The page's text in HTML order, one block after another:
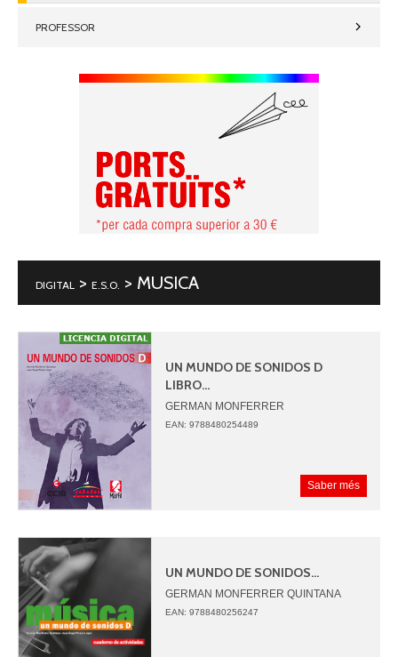
PROFESSOR
DIGITAL > E.S.O. > MUSICA
UN MUNDO DE SONIDOS D
LIBRO...
GERMAN MONFERRER
JUAN ANGEL PICAZO
EAN: 9788480254489
Saber més
UN MUNDO DE SONIDOS...
GERMAN MONFERRER QUINTANA
JUAN ANGEL PICAZO LOPEZ
EAN: 9788480256247